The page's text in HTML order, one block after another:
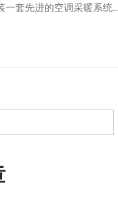
一套先进的空调采暖系统…